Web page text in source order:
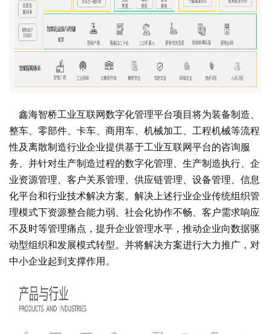
鑫海智桥工业互联网数字化管理平台项目将为装备制造、
整车、零部件、卡车、商用车、机械加工、工程机械等流程
性及离散制造行业企业提供基于工业互联网平台的咨询服
务、并针对生产制造过程的数字化管理、生产制造执行、企
业资源管理、客户关系管理、供应链管理、设备管理、信息
化平台和行业技术解决方案。解决上述行业企业传统组织管
理模式下资源整合能力弱、社会化协作不畅、客户需求响应
不及时等管理痛点，提升企业管理水平，推动企业向数据驱
动型组织和发展模式转型。并将解决方案进行大力推广，对
中小企业起到支撑作用。